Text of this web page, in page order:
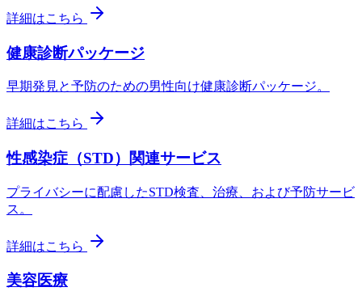
詳細はこちら
健康診断パッケージ
早期発見と予防のための男性向け健康診断パッケージ。
詳細はこちら
性感染症（STD）関連サービス
プライバシーに配慮したSTD検査、治療、および予防サービ
ス。
詳細はこちら
美容医療